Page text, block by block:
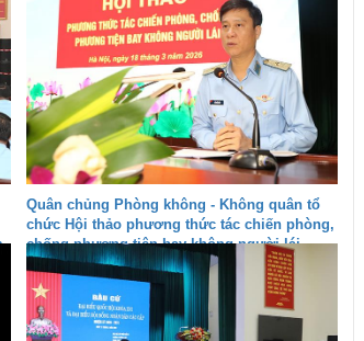
Quân chủng Phòng không - Không quân tổ
chức Hội thảo phương thức tác chiến phòng,
chống phương tiện bay không người lái